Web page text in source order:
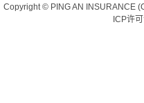
Copyright © PING AN INSURANCE
ICP许